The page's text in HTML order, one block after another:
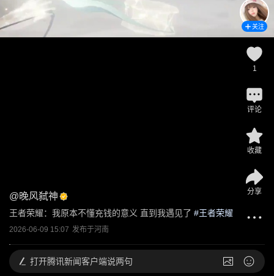
@晚风弑神
王者荣耀：我原本不懂充钱的意义 直到我遇见了 #王者荣耀
2026-06-09 15:07 发布于河南
关注
1
评论
收藏
分享
打开腾讯新闻客户端说两句